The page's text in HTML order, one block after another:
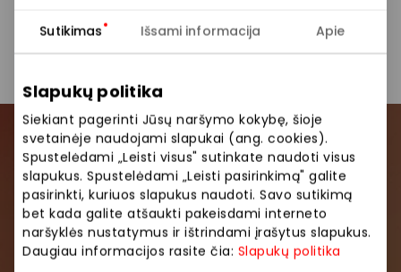
Sutikimas Išsami informacija Apie
Slapukų politika
Siekiant pagerinti Jūsų naršymo kokybę, šioje
svetainėje naudojami slapukai (ang. cookies).
Spustelėdami „Leisti visus" sutinkate naudoti visus
slapukus. Spustelėdami „Leisti pasirinkimą" galite
pasirinkti, kuriuos slapukus naudoti. Savo sutikimą
bet kada galite atšaukti pakeisdami interneto
naršyklės nustatymus ir ištrindami įrašytus slapukus.
Daugiau informacijos rasite čia: Slapukų politika
Prisijunkite prie mūsų
bendruomenės
Pirmieji sužinokite apie geriausius pasiūlymus,
renginius ir naujausią informaciją iš AKROPOLIS
prekybos centro.